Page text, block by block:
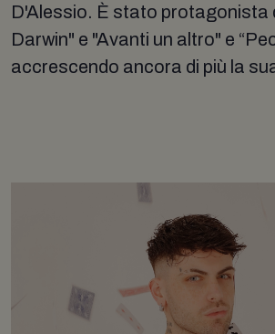
D'Alessio. È stato protagonista
Darwin" e "Avanti un altro" e
accrescendo ancora di più la